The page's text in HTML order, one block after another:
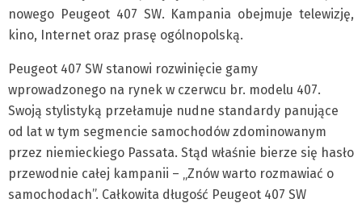
nowego Peugeot 407 SW. Kampania obejmuje telewizję,
kino, Internet oraz prasę ogólnopolską.
Peugeot 407 SW stanowi rozwinięcie gamy
wprowadzonego na rynek w czerwcu br. modelu 407.
Swoją stylistyką przełamuje nudne standardy panujące
od lat w tym segmencie samochodów zdominowanym
przez niemieckiego Passata. Stąd właśnie bierze się hasło
przewodnie całej kampanii – „Znów warto rozmawiać o
samochodach”. Całkowita długość Peugeot 407 SW